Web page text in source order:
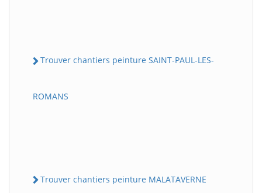
Trouver chantiers peinture SAINT-PAUL-LES-
ROMANS
Trouver chantiers peinture MALATAVERNE